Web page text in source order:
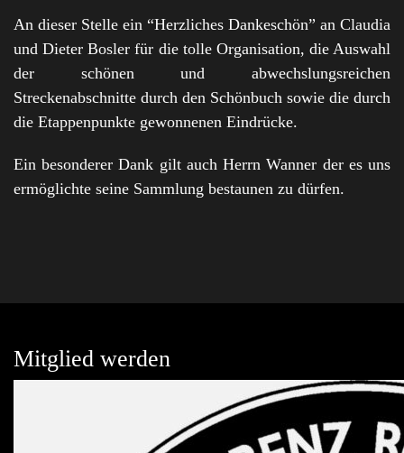
An dieser Stelle ein “Herzliches Dankeschön” an Claudia
und Dieter Bosler für die tolle Organisation, die Auswahl
der schönen und abwechslungsreichen
Streckenabschnitte durch den Schönbuch sowie die durch
die Etappenpunkte gewonnenen Eindrücke.
Ein besonderer Dank gilt auch Herrn Wanner der es uns
ermöglichte seine Sammlung bestaunen zu dürfen.
Mitglied werden